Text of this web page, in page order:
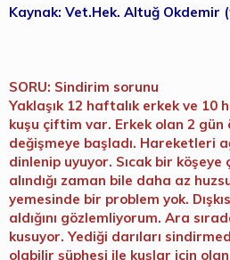
Kaynak: Vet.Hek. Altuğ Okdemir (
SORU: Sindirim sorunu
Yaklaşık 12 haftalık erkek ve 10
kuşu çiftim var. Erkek olan 2 gün
değişmeye başladı. Hareketleri
dinlenip uyuyor. Sıcak bir köşeye
alındığı zaman bile daha az
yemesinde bir problem yok.
aldığını gözlemliyorum. Ara
kusuyor. Yediği darıları
olabilir şüphesi ile kuşlar için olan